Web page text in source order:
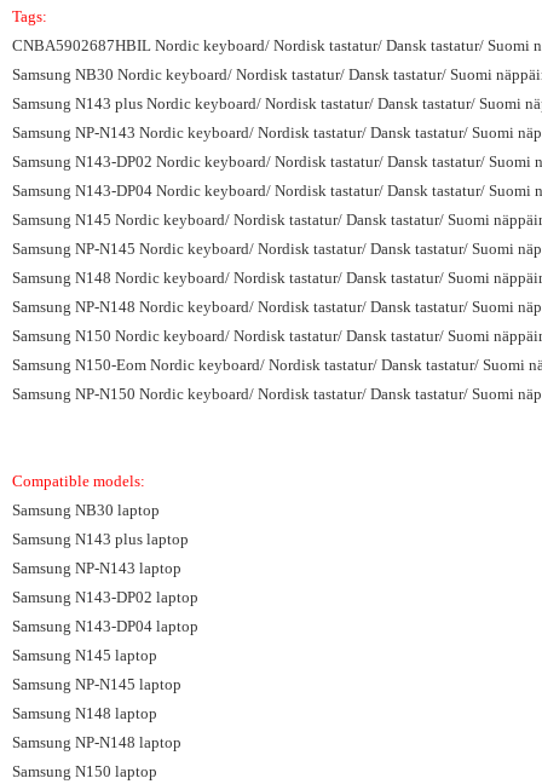
Tags:
CNBA5902687HBIL Nordic keyboard/ Nordisk tastatur/ Dansk tastatur/ Suomi
Samsung NB30 Nordic keyboard/ Nordisk tastatur/ Dansk tastatur/ Suomi
Samsung N143 plus Nordic keyboard/ Nordisk tastatur/ Dansk tastatur/ Suomi
Samsung NP-N143 Nordic keyboard/ Nordisk tastatur/ Dansk tastatur/ Suomi
Samsung N143-DP02 Nordic keyboard/ Nordisk tastatur/ Dansk tastatur/ Suomi
Samsung N143-DP04 Nordic keyboard/ Nordisk tastatur/ Dansk tastatur/ Suomi
Samsung N145 Nordic keyboard/ Nordisk tastatur/ Dansk tastatur/ Suomi
Samsung NP-N145 Nordic keyboard/ Nordisk tastatur/ Dansk tastatur/ Suomi
Samsung N148 Nordic keyboard/ Nordisk tastatur/ Dansk tastatur/ Suomi
Samsung NP-N148 Nordic keyboard/ Nordisk tastatur/ Dansk tastatur/ Suomi
Samsung N150 Nordic keyboard/ Nordisk tastatur/ Dansk tastatur/ Suomi
Samsung N150-Eom Nordic keyboard/ Nordisk tastatur/ Dansk tastatur/ Suomi
Samsung NP-N150 Nordic keyboard/ Nordisk tastatur/ Dansk tastatur/ Suomi
Compatible models:
Samsung NB30 laptop
Samsung N143 plus laptop
Samsung NP-N143 laptop
Samsung N143-DP02 laptop
Samsung N143-DP04 laptop
Samsung N145 laptop
Samsung NP-N145 laptop
Samsung N148 laptop
Samsung NP-N148 laptop
Samsung N150 laptop